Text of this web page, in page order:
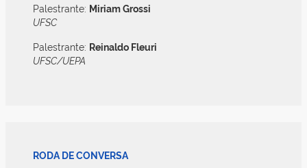
Palestrante: Miriam Grossi
UFSC
Palestrante: Reinaldo Fleuri
UFSC/UEPA
RODA DE CONVERSA